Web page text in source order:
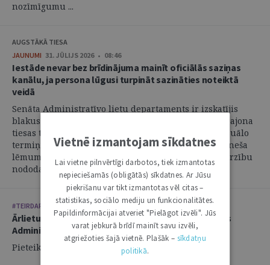
nozīmīgumu ...
AUGSTĀKĀ TIESA
JAUNUMI 31. JŪLIJS 2026 • 08:46
Iestāde nevar bez brīdinājuma mainīt oficiālās saziņas
kanālu, ja persona lūgusi turpināt sazināties noteiktā
veidā
Senāta Administratīvo lietu departaments ir izskatījis
blakus sūdzību, kas iesniegta par Administratīvās rajona
tiesas tiesneša atteikšanos atjaunot nokavēto procesuālo
termiņu un pieņemt pieteikumu, un atzinis, ka tiesneša
lēmums ir atceļams un jautājums par pieteikuma virzību
nododams jaunai izskatīšanai. ...
#TEIRDARBS
Ārlietu ministrija aicina savai komandai pievienoties
Administratīvi tiesiskās nodaļas vecāko juristu
Pieteikšanās līdz: 21.08.2026.
Vietnē izmantojam sīkdatnes
Lai vietne pilnvērtīgi darbotos, tiek izmantotas
nepieciešamās (obligātās) sīkdatnes. Ar Jūsu
piekrišanu var tikt izmantotas vēl citas –
statistikas, sociālo mediju un funkcionalitātes.
Papildinformācijai atveriet "Pielāgot izvēli". Jūs
varat jebkurā brīdī mainīt savu izvēli,
atgriežoties šajā vietnē. Plašāk – sīkdatņu
politikā.